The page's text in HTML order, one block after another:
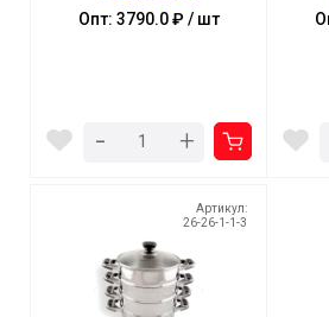
Опт: 3790.0 ₽ / шт
- +
Артикул:
26-26-1-1-3